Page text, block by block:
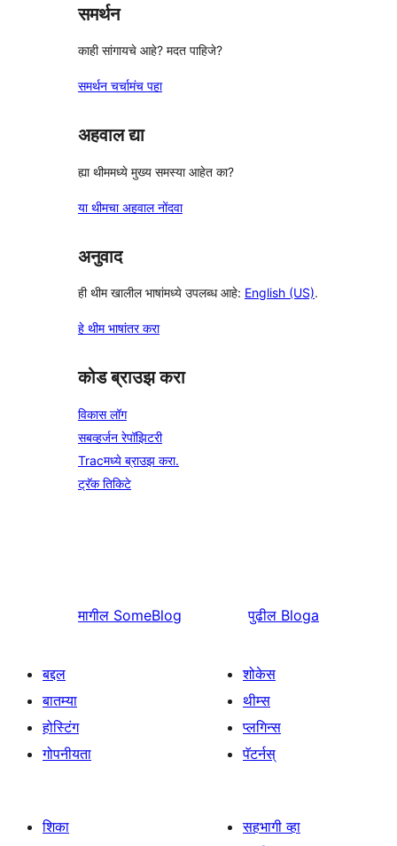
समर्थन
काही सांगायचे आहे? मदत पाहिजे?
समर्थन चर्चामंच पहा
अहवाल द्या
ह्या थीममध्ये मुख्य समस्या आहेत का?
या थीमचा अहवाल नोंदवा
अनुवाद
ही थीम खालील भाषांमध्ये उपलब्ध आहे: English (US).
हे थीम भाषांतर करा
कोड ब्राउझ करा
विकास लॉग
सबव्हर्जन रेपॉझिटरी
Tracमध्ये ब्राउझ करा.
ट्रॅक तिकिटे
मागील SomeBlog पुढील Bloga
बद्दल
बातम्या
होस्टिंग
गोपनीयता
शोकेस
थीम्स
प्लगिन्स
पॅटर्नस्
शिका
सहभागी व्हा